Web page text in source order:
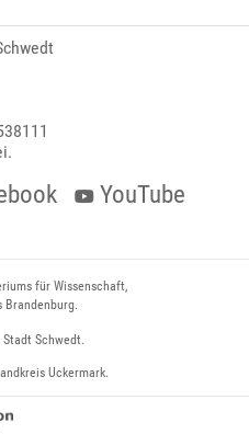
YouTube
für Wissenschaft,
Brandenburg.
Schwedt.
Uckermark.